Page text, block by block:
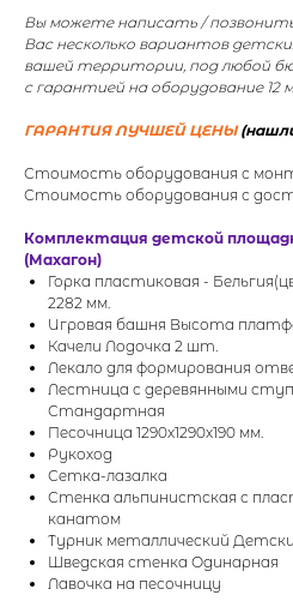
Вы можете написать /
Вас несколько вариантов
вашей территории, под любой
с гарантией на оборудование 12
ГАРАНТИЯ ЛУЧШЕЙ ЦЕНЫ
Стоимость оборудования с
Стоимость оборудования с
Комплектация детской
(Махагон)
Горка пластиковая -
2282 мм.
Игровая башня Высота
Качели Лодочка 2 шт.
Лекало для формирования
Лестница с деревянными
Стандартная
Песочница 1290х1290х190 мм.
Рукоход
Сетка-лазалка
Стенка альпинистская с
канатом
Турник металлический
Шведская стенка Одинарная
Лавочка на песочницу